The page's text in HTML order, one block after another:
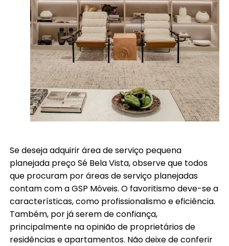
Se deseja adquirir área de serviço pequena
planejada preço Sé Bela Vista, observe que todos
que procuram por áreas de serviço planejadas
contam com a GSP Móveis. O favoritismo deve-se a
características, como profissionalismo e eficiência.
Também, por já serem de confiança,
principalmente na opinião de proprietários de
residências e apartamentos. Não deixe de conferir